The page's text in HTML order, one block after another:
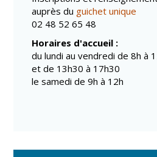
auprès du guichet unique
02 48 52 65 48
Horaires d'accueil :
du lundi au vendredi de 8h à
et de 13h30 à 17h30
le samedi de 9h à 12h